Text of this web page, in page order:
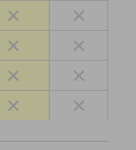
× ×
× ×
× ×
× ×